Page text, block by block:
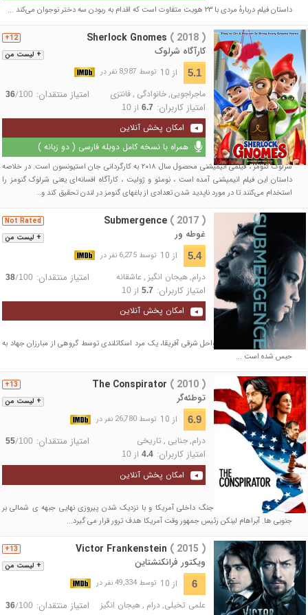
داستان فیلم دربارهٔ مردی با ۲۳ هویت متفاوت است که اقدام به ربودن سه دختر نوجوان می‌کند ...
+ لیست من
12+ Sherlock Gnomes ( 2018 )
کارآگاه شرلوک
5.1 از 10 توسط 8,987 نفر در
ماجراجویی, خانوادگی , فانتزی امتیاز منتقدان: 36/100
امتیاز کاربران: 6.7از 10
امکان پخش آنلاین
همراه با نسخه کامل دوبله فارسی ( دو زبانه )
شرلوک گنومز ، فیلمی انیمیشنی محصول سال ۲۰۱۸ به کارگردانی جان استیونسون است. در خلاصه
داستان این فیلم انیمیشنی آمده است ، نومئو و ژولیت ، کارآگاه افسانه‌ای یعنی شرلوک گنومز را
استخدام می‌کنند تا در مورد ناپدید شدن تعدادی از باغ‎های گنومز در لندن تحقیق کند و…
+ لیست من
Not Rated Submergence ( 2017 )
غوطه ور
5.4 از 10 توسط 6,275 نفر در
درام,هیجان انگیز ,عاشقانه امتیاز منتقدان: 38/100
امتیاز کاربران: 5.7از 10
امکان پخش آنلاین
در اتاقی بدون پنجره در سواحل شرقی آفریقا، یک مرد اسکاتلندی توسط گروهی از مبارزان جهاد به
حبس شده است ...
+ لیست من
13+ The Conspirator ( 2010 )
توطئه‌گر
6.9 از 10 توسط 26,780 نفر در
درام,جنایی , تاریخی امتیاز منتقدان: 55/100
امتیاز کاربران: 4.4از 10
امکان پخش آنلاین
در آخرین ماه های پایان جنگ داخلی آمریکا و با نزدیک شدن پیروزی نهایی جبهه ی شمالی بر
جنوبی ها. آبراهام لینکن رئیس جمهور وقت آمریکا هدف ترور قرار می گیرد...
+ لیست من
13+ Victor Frankenstein ( 2015 )
ویکتور فرانکنشتاین
6 از 10 توسط 49,334 نفر در
علمی تخیلی, درام , هیجان انگیز امتیاز منتقدان: 36/100